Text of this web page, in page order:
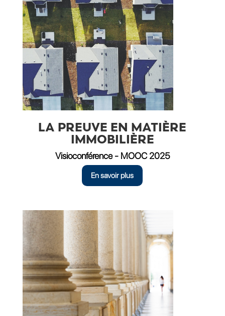
LA PREUVE EN MATIÈRE
IMMOBILIÈRE
Visioconférence - MOOC 2025
En savoir plus